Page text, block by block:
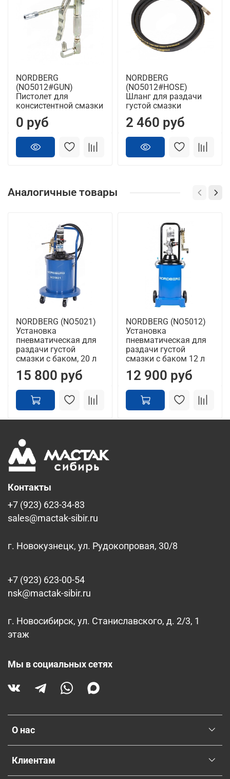
NORDBERG
(NO5012#GUN)
Пистолет для
консистентной смазки
0 руб
NORDBERG
(NO5012#HOSE)
Шланг для раздачи
густой смазки
2 460 руб
Аналогичные товары
NORDBERG (NO5021)
Установка
пневматическая для
раздачи густой
смазки с баком, 20 л
15 800 руб
NORDBERG (NO5012)
Установка
пневматическая для
раздачи густой
смазки с баком 12 л
12 900 руб
О нас
Клиентам
Контакты
+7 (923) 623-34-83
sales@mactak-sibir.ru
г. Новокузнецк, ул. Рудокопровая, 30/8
+7 (923) 623-00-54
nsk@mactak-sibir.ru
г. Новосибирск, ул. Станиславского, д. 2/3, 1
этаж
Мы в социальных сетях